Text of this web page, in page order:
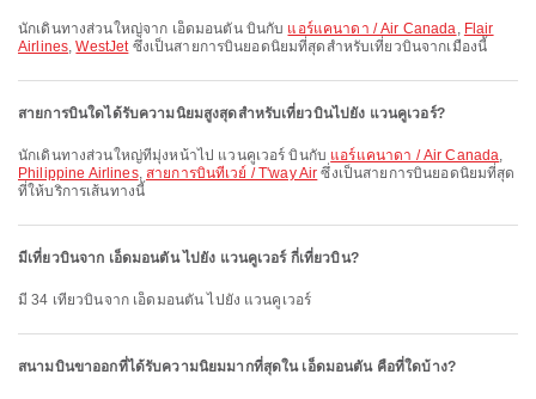
นักเดินทางส่วนใหญ่จาก เอ็ดมอนตัน บินกับ แอร์แคนาดา / Air Canada, Flair
Airlines,WestJetซึ่งเป็นสายการบินยอดนิยมที่สุดสำหรับเที่ยวบินจากเมืองนี้
สายการบินใดได้รับความนิยมสูงสุดสำหรับเที่ยวบินไปยัง แวนคูเวอร์?
นักเดินทางส่วนใหญ่ที่มุ่งหน้าไป แวนคูเวอร์ บินกับ แอร์แคนาดา / Air Canada,
Philippine Airlines, สายการบินทีเวย์ / T'way Air ซึ่งเป็นสายการบินยอดนิยมที่สุด
ที่ให้บริการเส้นทางนี้
มีเที่ยวบินจาก เอ็ดมอนตัน ไปยัง แวนคูเวอร์ กี่เที่ยวบิน?
มี 34 เที่ยวบินจาก เอ็ดมอนตัน ไปยัง แวนคูเวอร์
สนามบินขาออกที่ได้รับความนิยมมากที่สุดใน เอ็ดมอนตัน คือที่ใดบ้าง?